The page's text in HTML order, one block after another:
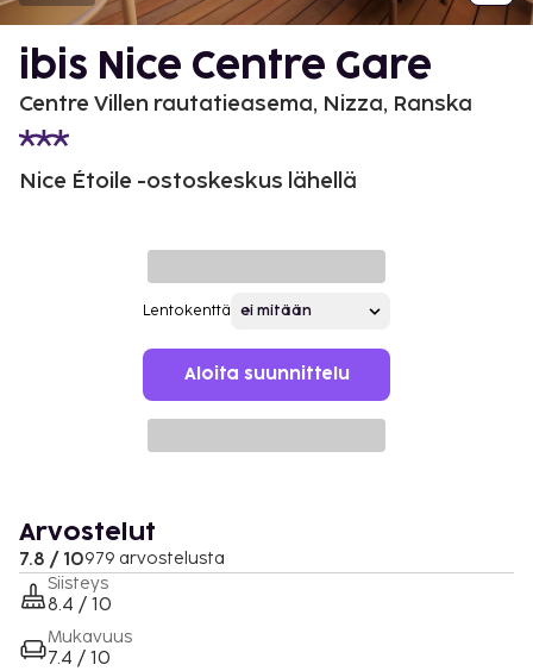
ibis Nice Centre Gare
Centre Villen rautatieasema, Nizza, Ranska
Nice Étoile -ostoskeskus lähellä
Lentokenttä
Aloita suunnittelu
Arvostelut
7.8 / 10979 arvostelusta
Siisteys
8.4 / 10
Mukavuus
7.4 / 10